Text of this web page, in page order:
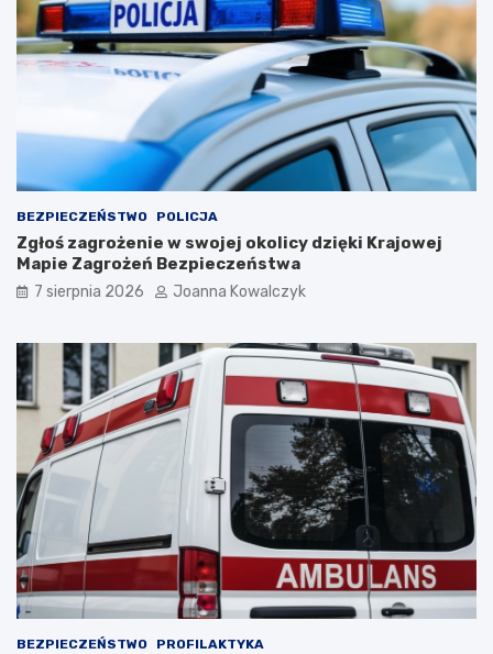
BEZPIECZEŃSTWO POLICJA
Zgłoś zagrożenie w swojej okolicy dzięki Krajowej
Mapie Zagrożeń Bezpieczeństwa
7 sierpnia 2026 Joanna Kowalczyk
BEZPIECZEŃSTWO PROFILAKTYKA